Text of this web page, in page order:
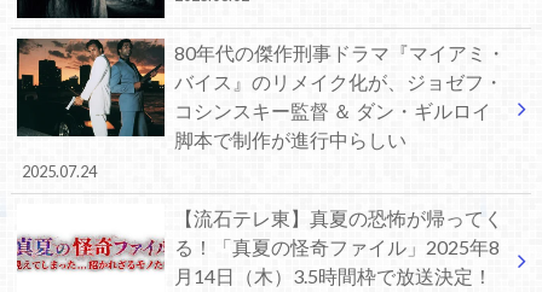
80年代の傑作刑事ドラマ『マイアミ・
バイス』のリメイク化が、ジョゼフ・
コシンスキー監督 ＆ ダン・ギルロイ
脚本で制作が進行中らしい
2025.07.24
【流石テレ東】真夏の恐怖が帰ってく
る！「真夏の怪奇ファイル」2025年8
月14日（木）3.5時間枠で放送決定！